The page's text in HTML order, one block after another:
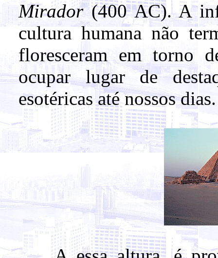
Mirador(400 AC). A
cultura humana não
floresceram em torno
ocupar lugar de
esotéricas até nossos dias.